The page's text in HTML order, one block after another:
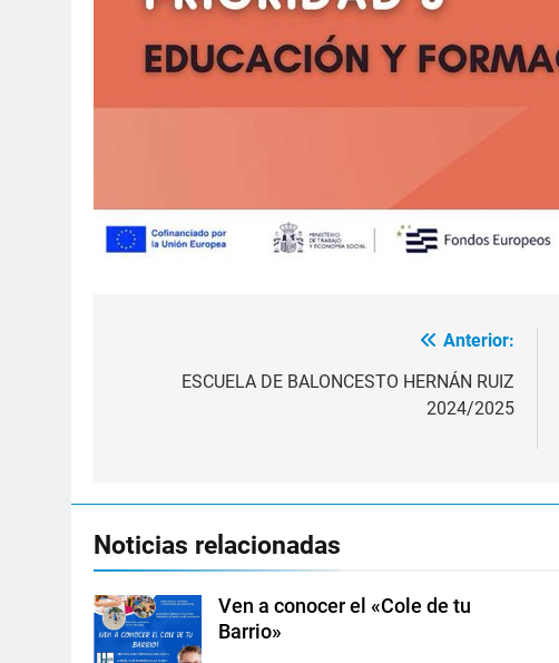
Anterior:
ESCUELA DE BALONCESTO HERNÁN RUIZ
2024/2025
Noticias relacionadas
Ven a conocer el «Cole de tu
Barrio»